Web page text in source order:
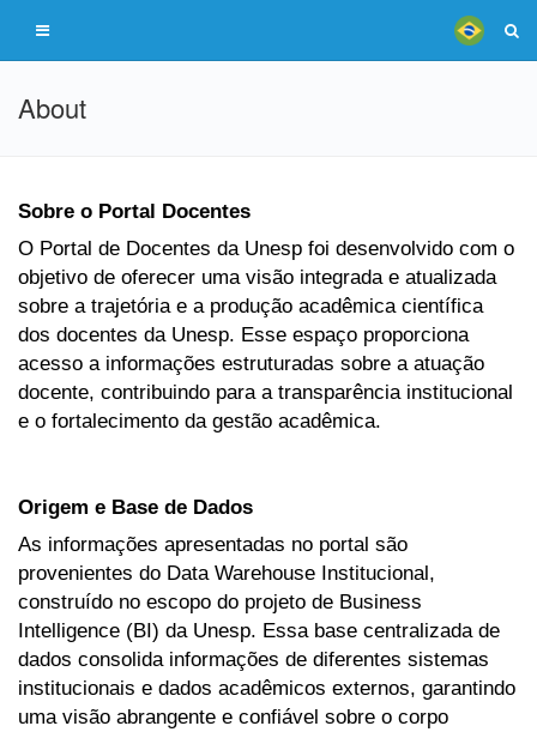
About
Sobre o Portal Docentes
O Portal de Docentes da Unesp foi desenvolvido com o
objetivo de oferecer uma visão integrada e atualizada
sobre a trajetória e a produção acadêmica científica
dos docentes da Unesp. Esse espaço proporciona
acesso a informações estruturadas sobre a atuação
docente, contribuindo para a transparência institucional
e o fortalecimento da gestão acadêmica.
Origem e Base de Dados
As informações apresentadas no portal são
provenientes do Data Warehouse Institucional,
construído no escopo do projeto de Business
Intelligence (BI) da Unesp. Essa base centralizada de
dados consolida informações de diferentes sistemas
institucionais e dados acadêmicos externos, garantindo
uma visão abrangente e confiável sobre o corpo